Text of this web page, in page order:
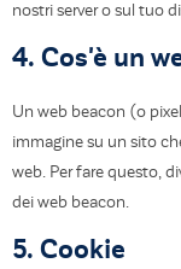
nostri server o sul tuo
4. Cos'è un
Un web beacon (o
immagine su un sito
web. Per fare questo,
dei web beacon.
5. Cookie